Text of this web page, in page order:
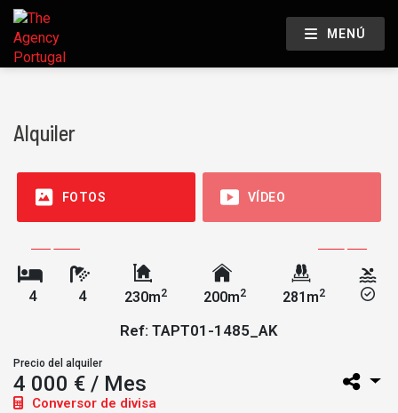
MENÚ
Alquiler
FOTOS VÍDEO
4 4 230m2 200m2 281m2
Ref: TAPT01-1485_AK
Precio del alquiler
4 000 € / Mes
Conversor de divisa